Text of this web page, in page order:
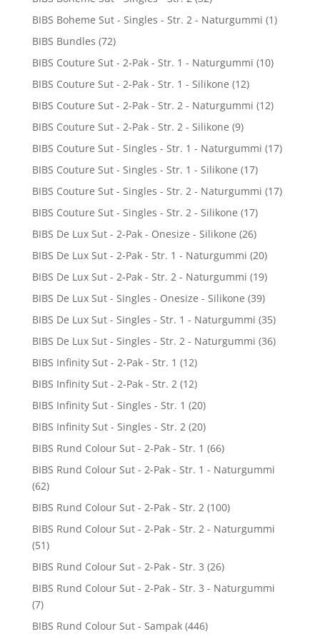
BIBS Boheme Sut - Singles - Str. 2 - Naturgummi (1)
BIBS Bundles (72)
BIBS Couture Sut - 2-Pak - Str. 1 - Naturgummi (10)
BIBS Couture Sut - 2-Pak - Str. 1 - Silikone (12)
BIBS Couture Sut - 2-Pak - Str. 2 - Naturgummi (12)
BIBS Couture Sut - 2-Pak - Str. 2 - Silikone (9)
BIBS Couture Sut - Singles - Str. 1 - Naturgummi (17)
BIBS Couture Sut - Singles - Str. 1 - Silikone (17)
BIBS Couture Sut - Singles - Str. 2 - Naturgummi (17)
BIBS Couture Sut - Singles - Str. 2 - Silikone (17)
BIBS De Lux Sut - 2-Pak - Onesize - Silikone (26)
BIBS De Lux Sut - 2-Pak - Str. 1 - Naturgummi (20)
BIBS De Lux Sut - 2-Pak - Str. 2 - Naturgummi (19)
BIBS De Lux Sut - Singles - Onesize - Silikone (39)
BIBS De Lux Sut - Singles - Str. 1 - Naturgummi (35)
BIBS De Lux Sut - Singles - Str. 2 - Naturgummi (36)
BIBS Infinity Sut - 2-Pak - Str. 1 (12)
BIBS Infinity Sut - 2-Pak - Str. 2 (12)
BIBS Infinity Sut - Singles - Str. 1 (20)
BIBS Infinity Sut - Singles - Str. 2 (20)
BIBS Rund Colour Sut - 2-Pak - Str. 1 (66)
BIBS Rund Colour Sut - 2-Pak - Str. 1 - Naturgummi
(62)
BIBS Rund Colour Sut - 2-Pak - Str. 2 (100)
BIBS Rund Colour Sut - 2-Pak - Str. 2 - Naturgummi
(51)
BIBS Rund Colour Sut - 2-Pak - Str. 3 (26)
BIBS Rund Colour Sut - 2-Pak - Str. 3 - Naturgummi
(7)
BIBS Rund Colour Sut - Sampak (446)